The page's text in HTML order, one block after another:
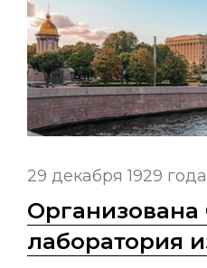
29 декабря 1929 года
Организована
лаборатория